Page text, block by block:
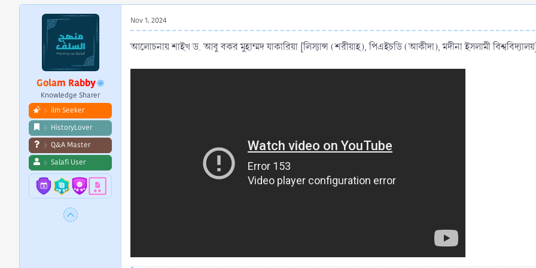
r
t
Golam Rabby
Knowledge Sharer
ilm Seeker
HistoryLover
Q&A Master
Salafi User
Nov 1, 2024
আলোচনায় শাইখ ড. আবু বকর মুহাম্মদ যাকারিয়া [লিস্যান্স (শরীয়াহ), পিএইচডি (আকীদা), মদীনা ইসলামী